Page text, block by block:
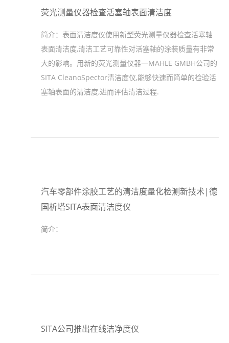
荧光测量仪器检查活塞轴表面清洁度
简介： 表面清洁度仪使用新型荧光测量仪器检查活塞轴
表面清洁度,清洁工艺可靠性对活塞轴的涂装质量有非常
大的影响。用新的荧光测量仪器一MAHLE GMBH公司的
SITA CleanoSpector清洁度仪,能够快速而简单的检验活
塞轴表面的清洁度,进而评估清洁过程.
汽车零部件涂胶工艺的清洁度量化检测新技术|德
国析塔SITA表面清洁度仪
简介：
SITA公司推出在线洁净度仪